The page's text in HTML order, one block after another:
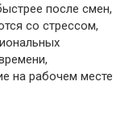
после смен,
со стрессом,
на рабочем месте